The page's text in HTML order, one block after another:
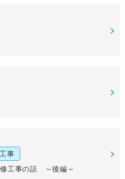
事
工事の話 ～後編～